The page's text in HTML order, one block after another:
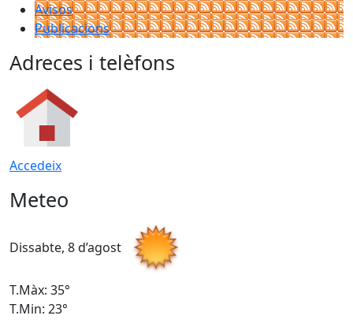
Avisos
Publicacions
Adreces i telèfons
Accedeix
Meteo
Dissabte, 8 d’agost
T.Màx: 35°
T.Min: 23°